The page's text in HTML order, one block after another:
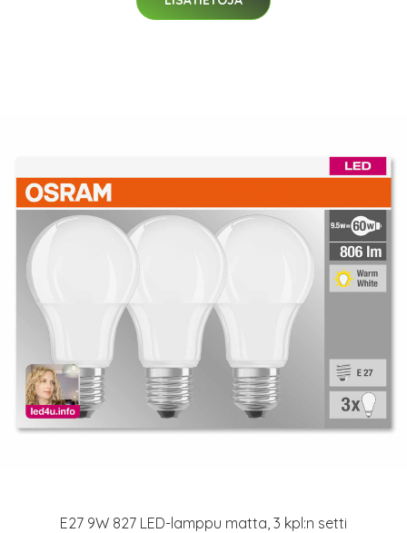
E27 9W 827 LED-lamppu matta, 3 kpl:n setti